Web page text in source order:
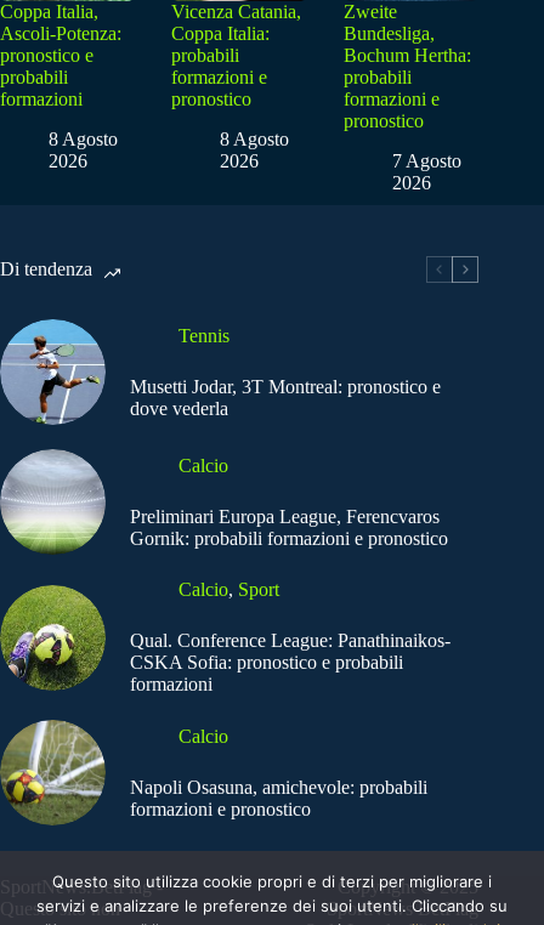
Coppa Italia,
Ascoli-Potenza:
pronostico e
probabili
formazioni
8 Agosto
2026
Vicenza Catania,
Coppa Italia:
probabili
formazioni e
pronostico
8 Agosto
2026
Zweite
Bundesliga,
Bochum Hertha:
probabili
formazioni e
pronostico
7 Agosto
2026
Di tendenza
Tennis
Musetti Jodar, 3T Montreal: pronostico e
dove vederla
Calcio
Preliminari Europa League, Ferencvaros
Gornik: probabili formazioni e pronostico
Calcio, Sport
Qual. Conference League: Panathinaikos-
CSKA Sofia: pronostico e probabili
formazioni
Calcio
Napoli Osasuna, amichevole: probabili
formazioni e pronostico
SportNews.BetFlag -
Questo sito non
Copyright © 2025
SportNews BetFlag
Questo sito utilizza cookie propri e di terzi per migliorare i
servizi e analizzare le preferenze dei suoi utenti. Cliccando su